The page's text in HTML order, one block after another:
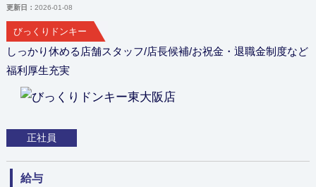
更新日： 2026-01-08
びっくりドンキー
しっかり休める店舗スタッフ/店長候補/お祝金・退職金制度など
福利厚生充実
正社員
給与